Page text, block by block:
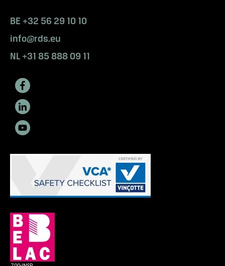
BE +32 56 29 10 10
info@rds.eu
NL +31 85 888 09 11